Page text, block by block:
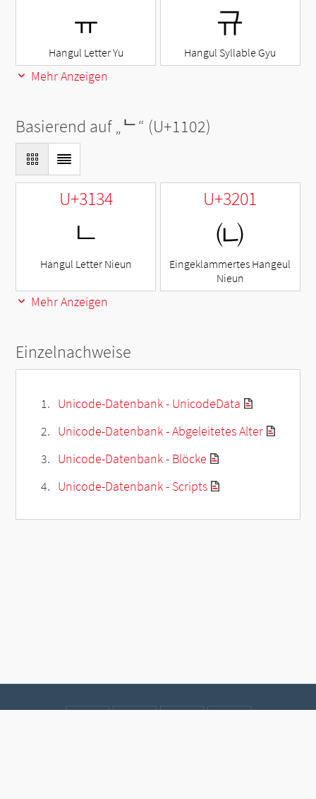
ㅠ
Hangul Letter Yu
규
Hangul Syllable Gyu
Mehr Anzeigen
Basierend auf „ᄂ“ (U+1102)
U+3134
ㄴ
Hangul Letter Nieun
U+3201
㈁
Eingeklammertes Hangeul
Nieun
Mehr Anzeigen
Einzelnachweise
Unicode-Datenbank - UnicodeData
Unicode-Datenbank - Abgeleitetes Alter
Unicode-Datenbank - Blöcke
Unicode-Datenbank - Scripts